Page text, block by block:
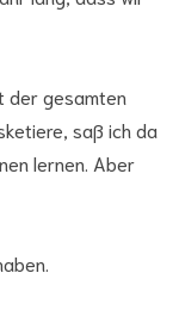
der gesamten
saß ich da
lernen. Aber